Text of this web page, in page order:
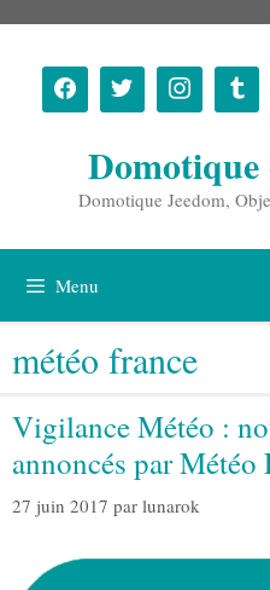
contenu
Domotique Jeedom,
Menu
météo france
Vigilance Météo :
annoncés par Météo
27 juin 2017 par lunarok